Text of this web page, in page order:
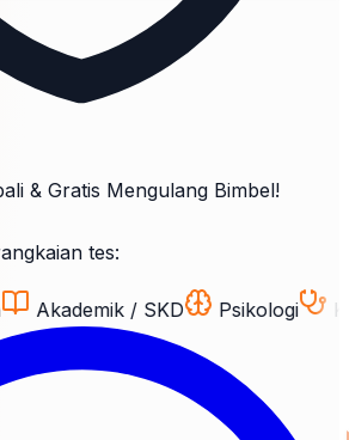
& Gratis Mengulang Bimbel!
tes:
/ SKD Psikologi Kesehatan